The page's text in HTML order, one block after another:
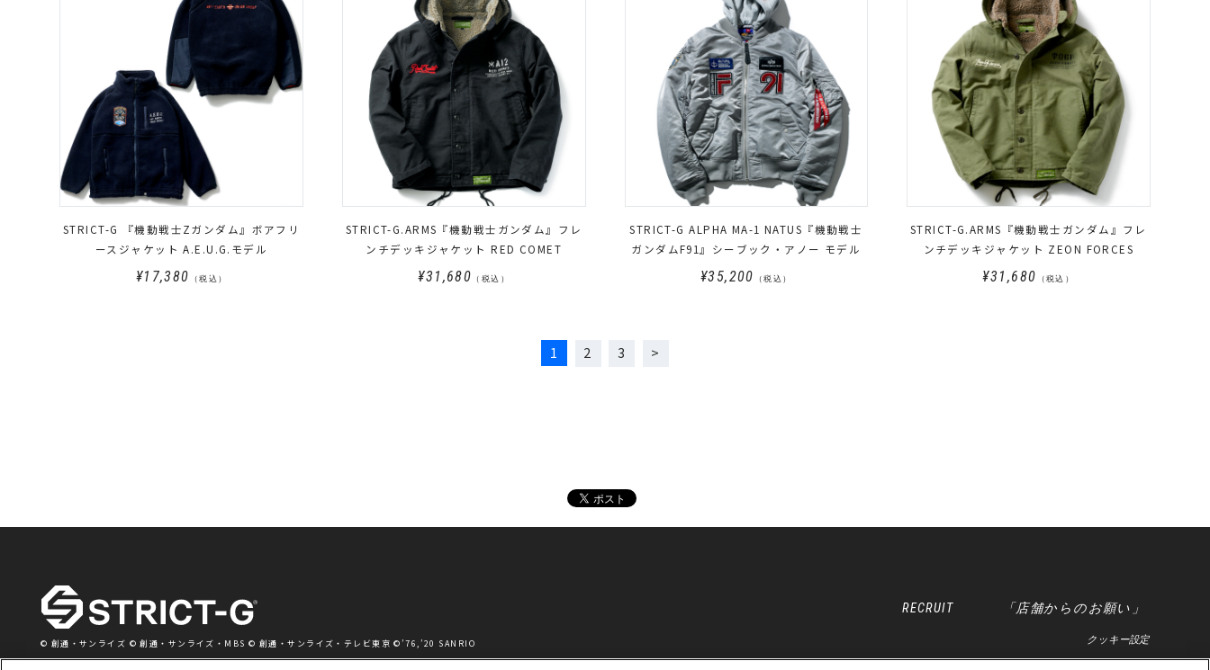
STRICT-G 『機動戦士Zガンダム』ボアフリ
ースジャケット A.E.U.G.モデル
¥17,380 （税込）
STRICT-G.ARMS『機動戦士ガンダム』フレ
ンチデッキジャケット RED COMET
¥31,680 （税込）
STRICT-G ALPHA MA-1 NATUS『機動戦士
ガンダムF91』シーブック・アノー モデル
¥35,200 （税込）
STRICT-G.ARMS『機動戦士ガンダム』フレ
ンチデッキジャケット ZEON FORCES
¥31,680 （税込）
1 2 3
RECRUIT 「店舗からのお願い」
クッキー設定
© 創通・サンライズ © 創通・サンライズ・MBS © 創通・サンライズ・テレビ東京 ©’76,’20 SANRIO